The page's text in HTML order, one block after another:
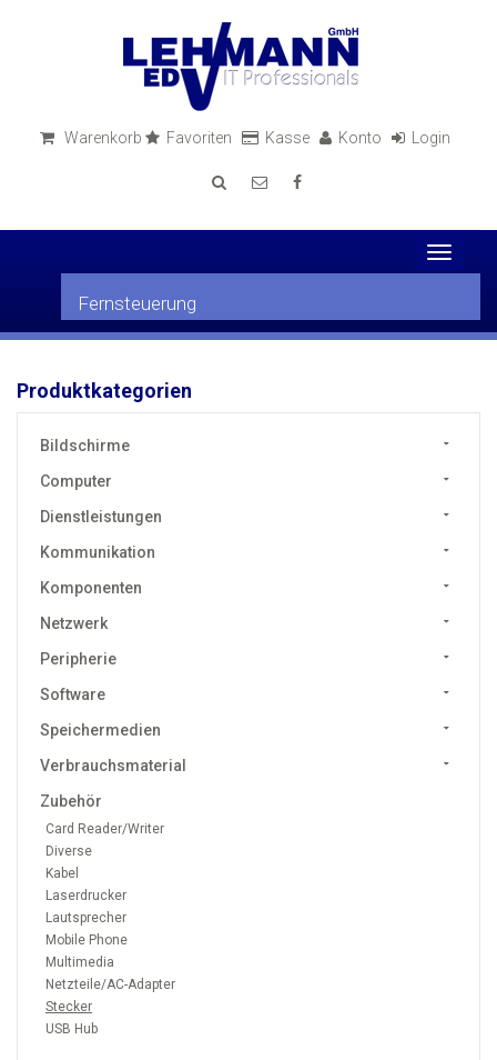
Warenkorb Favoriten Kasse Konto Login
Toggle
Fernsteuerung
Produktkategorien
Bildschirme
Computer
Dienstleistungen
Kommunikation
Komponenten
Netzwerk
Peripherie
Software
Speichermedien
Verbrauchsmaterial
Zubehör
Card Reader/Writer
Diverse
Kabel
Laserdrucker
Lautsprecher
Mobile Phone
Multimedia
Netzteile/AC-Adapter
Stecker
USB Hub